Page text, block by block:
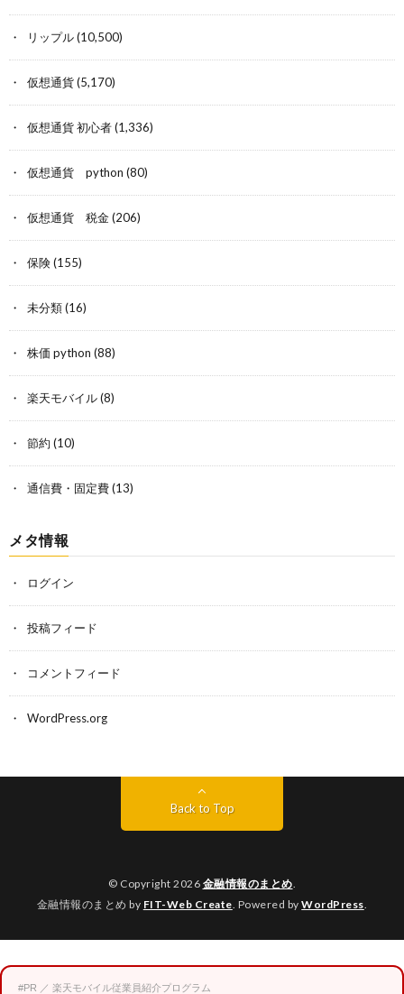
リップル(10,500)
仮想通貨(5,170)
仮想通貨 初心者(1,336)
仮想通貨 python (80)
仮想通貨 税金(206)
保険(155)
未分類(16)
株価 python (88)
楽天モバイル(8)
節約 (10)
通信費・固定費(13)
メタ情報
ログイン
投稿フィード
コメントフィード
WordPress.org
Back to Top
© Copyright 2026 金融情報のまとめ
金融情報のまとめ by FIT-Web Create . Powered byWordPress
#PR ／ 楽天モバイル従業員紹介プログラム